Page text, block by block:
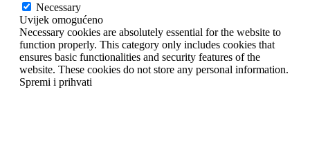
Necessary
Uvijek omogućeno
Necessary cookies are absolutely essential for the website to
function properly. This category only includes cookies that
ensures basic functionalities and security features of the
website. These cookies do not store any personal information.
Spremi i prihvati